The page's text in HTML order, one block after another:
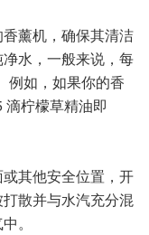
薰机，确保其清洁
水，一般来说，每
例如，如果你的香
柠檬草精油即
其他安全位置，开
散并与水汽充分混
。